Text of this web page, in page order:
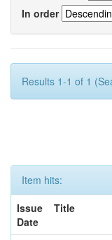
In order
Results 1-1 of 1
Item hits:
Issue
Date
Title